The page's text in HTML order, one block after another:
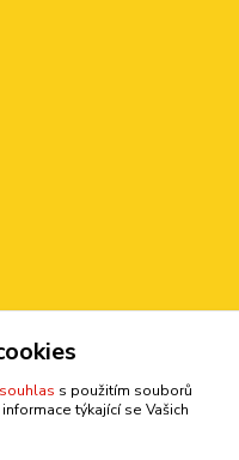
souhlas s použitím souborů
týkající se Vašich